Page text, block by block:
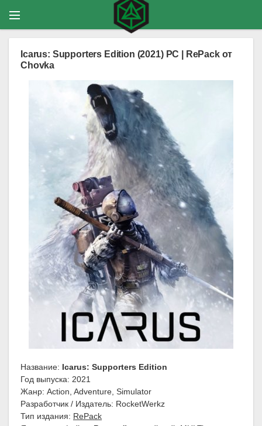
Icarus: Supporters Edition (2021) PC | RePack от
Chovka
Название: Icarus: Supporters Edition
Год выпуска: 2021
Жанр: Action, Adventure, Simulator
Разработчик / Издатель: RocketWerkz
Тип издания: RePack